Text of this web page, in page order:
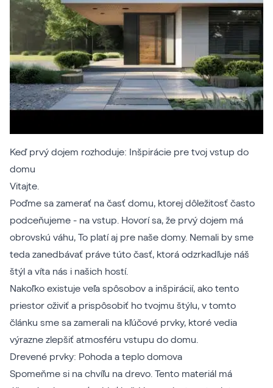
Keď prvý dojem rozhoduje: Inšpirácie pre tvoj vstup do
domu
Vitajte.
Poďme sa zamerať na časť domu, ktorej dôležitosť často
podceňujeme - na vstup. Hovorí sa, že prvý dojem má
obrovskú váhu, To platí aj pre naše domy. Nemali by sme
teda zanedbávať práve túto časť, ktorá odzrkadľuje náš
štýl a víta nás i našich hostí.
Nakoľko existuje veľa spôsobov a inšpirácií, ako tento
priestor oživiť a prispôsobiť ho tvojmu štýlu, v tomto
článku sme sa zamerali na kľúčové prvky, ktoré vedia
výrazne zlepšiť atmosféru vstupu do domu.
Drevené prvky: Pohoda a teplo domova
Spomeňme si na chvíľu na drevo. Tento materiál má